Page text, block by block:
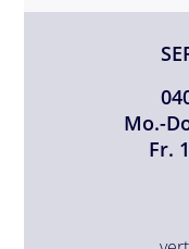
Mo.-
Fr.